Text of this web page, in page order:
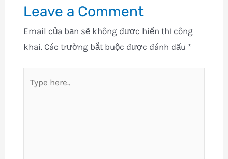
Leave a Comment
Email của bạn sẽ không được hiển thị công
khai. Các trường bắt buộc được đánh dấu *
here..